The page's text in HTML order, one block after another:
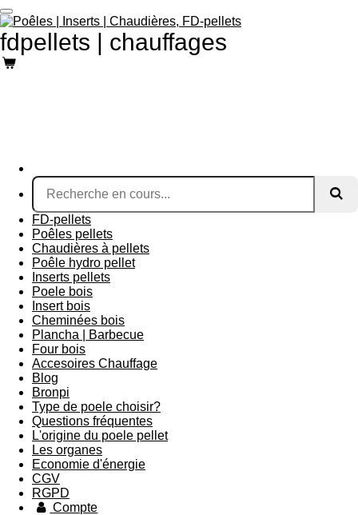
Passer
au
contenu
principal
fdpellets | chauffages
FD-pellets
Poêles pellets
Chaudières à pellets
Poêle hydro pellet
Inserts pellets
Poele bois
Insert bois
Cheminées bois
Plancha | Barbecue
Four bois
Accesoires Chauffage
Blog
Bronpi
Type de poele choisir?
Questions fréquentes
L'origine du poele pellet
Les organes
Economie d'énergie
CGV
RGPD
Compte